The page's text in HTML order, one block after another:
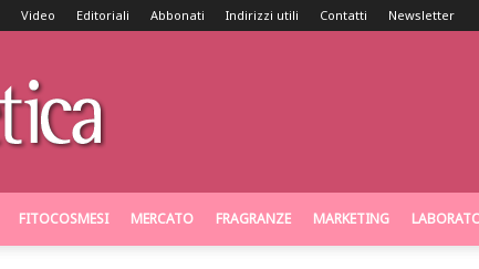
Video Editoriali Abbonati Indirizzi utili Contatti Newsletter
FITOCOSMESI MERCATO FRAGRANZE MARKETING